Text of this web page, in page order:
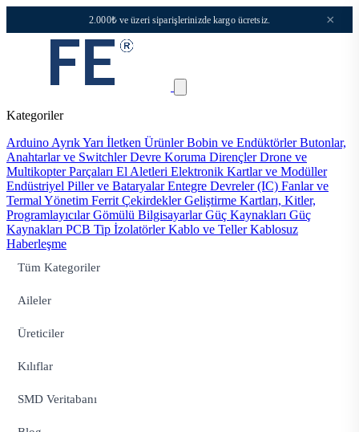
2.000₺ ve üzeri siparişlerinizde kargo ücretsiz. ×
Kategoriler
Arduino Ayrık Yarı İletken ÜrünlerBobin ve EndüktörlerButonlar,
Anahtarlar ve SwitchlerDevre Koruma DirençlerDrone ve
Multikopter Parçaları El Aletleri Elektronik Kartlar ve Modüller
Endüstriyel Piller ve BataryalarEntegre Devreler (IC) Fanlar ve
Termal Yönetim Ferrit ÇekirdeklerGeliştirme Kartları, Kitler,
ProgramlayıcılarGömülü BilgisayarlarGüç Kaynakları Güç
Kaynakları PCB Tip İzolatörlerKablo ve TellerKablosuz
Haberleşme
Tüm Kategoriler
Aileler
Üreticiler
Kılıflar
SMD Veritabanı